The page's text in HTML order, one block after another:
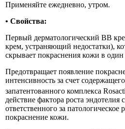
Применяйте ежедневно, утром.
• Свойства:
Первый дерматологический BB
крем, устраняющий недостатки),
скрывает покраснения кожи в один
Предотвращает появление
интенсивность за счет
запатентованного комплекса
действие фактора роста эндотелия
ответственного за
покраснение кожи.